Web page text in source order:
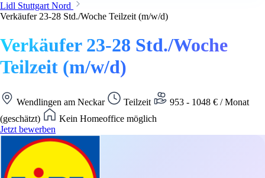
Lidl Stuttgart Nord
Verkäufer 23-28 Std./Woche Teilzeit (m/w/d)
Verkäufer 23-28 Std./Woche
Teilzeit (m/w/d)
Wendlingen am Neckar Teilzeit
953 - 1048 € / Monat
(geschätzt)
Kein Homeoffice möglich
Jetzt bewerben